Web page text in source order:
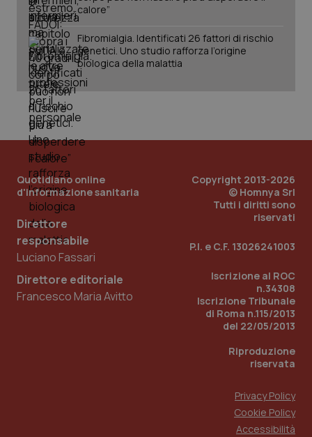
calore”
Fibromialgia. Identificati 26 fattori di rischio
genetici. Uno studio rafforza l’origine
biologica della malattia
Quotidiano online
d'informazione sanitaria
Direttore
responsabile
Luciano Fassari
Direttore editoriale
Francesco Maria Avitto
Copyright 2013-2026
© Homnya Srl
Tutti i diritti sono
riservati
P.I. e C.F. 13026241003
Iscrizione al ROC
n.34308
Iscrizione Tribunale
di Roma n.115/2013
del 22/05/2013
Riproduzione
riservata
Privacy Policy
Cookie Policy
Accessibilità
PHPSESSID
_ga_KM60CM4NPH
mese
Scadenza
1 anno 1
Questo
Scadenza